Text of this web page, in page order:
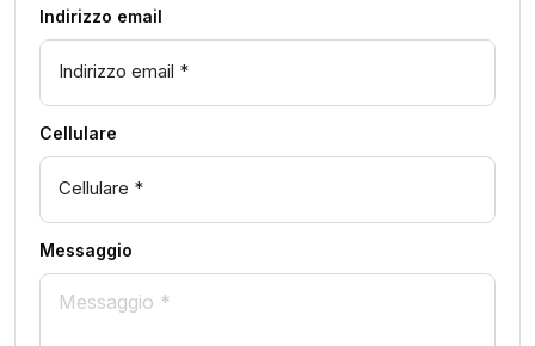
Indirizzo email
Cellulare
Messaggio